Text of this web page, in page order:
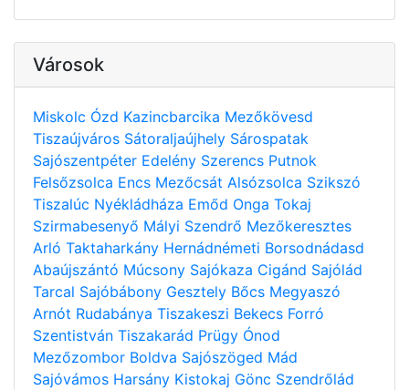
Városok
Miskolc Ózd Kazincbarcika Mezőkövesd
Tiszaújváros Sátoraljaújhely Sárospatak
Sajószentpéter Edelény Szerencs Putnok
Felsőzsolca Encs Mezőcsát Alsózsolca Szikszó
Tiszalúc Nyékládháza Emőd Onga Tokaj
Szirmabesenyő Mályi Szendrő Mezőkeresztes
Arló Taktaharkány Hernádnémeti Borsodnádasd
Abaújszántó Múcsony Sajókaza Cigánd Sajólád
Tarcal Sajóbábony Gesztely Bőcs Megyaszó
Arnót Rudabánya Tiszakeszi Bekecs Forró
Szentistván Tiszakarád Prügy Ónod
Mezőzombor Boldva Sajószöged Mád
Sajóvámos Harsány Kistokaj Gönc Szendrőlád